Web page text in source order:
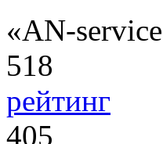
«AN-
518
рейтинг
405